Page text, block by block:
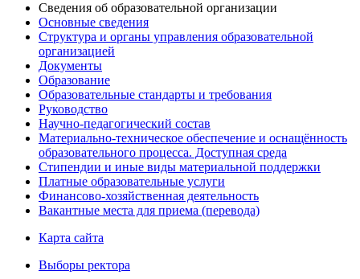
Сведения об образовательной организации
Основные сведения
Структура и органы управления образовательной
организацией
Документы
Образование
Образовательные стандарты и требования
Руководство
Научно-педагогический состав
Материально-техническое обеспечение и оснащённость
образовательного процесса. Доступная среда
Стипендии и иные виды материальной поддержки
Платные образовательные услуги
Финансово-хозяйственная деятельность
Вакантные места для приема (перевода)
Карта сайта
Выборы ректора